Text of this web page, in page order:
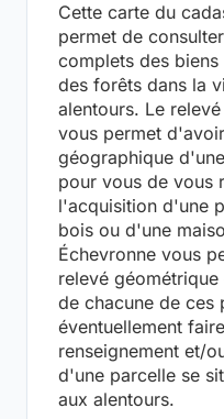
Cette carte du
permet de
complets des
des forêts dans la
alentours. Le
vous permet
géographique
pour vous de vous
l'acquisition d'une
bois ou d'une
Échevronne vous
relevé
de chacune de ces
éventuellement
renseignement et/
d'une parcelle se
aux alentours.